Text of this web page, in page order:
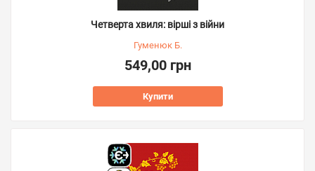
Четверта хвиля: вірші з війни
Гуменюк Б.
549,00 грн
Купити